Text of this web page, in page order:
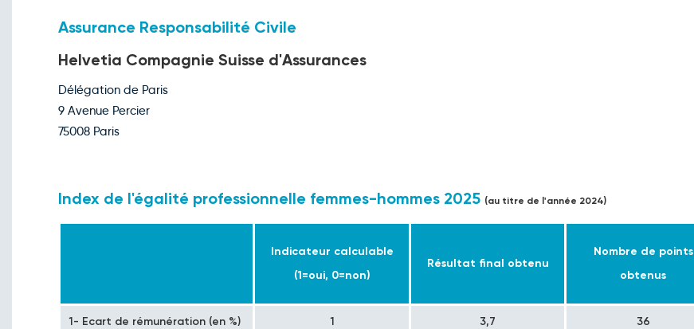
Assurance Responsabilité Civile
Helvetia Compagnie Suisse d'Assurances
Délégation de Paris
9 Avenue Percier
75008 Paris
Index de l'égalité professionnelle femmes-hommes 2025 (au titre de l'année 2024)
Indicateur calculable
(1=oui, 0=non)
Résultat final obtenu
Nombre de points
obtenus
1- Ecart de rémunération (en %) 1 3,7 36